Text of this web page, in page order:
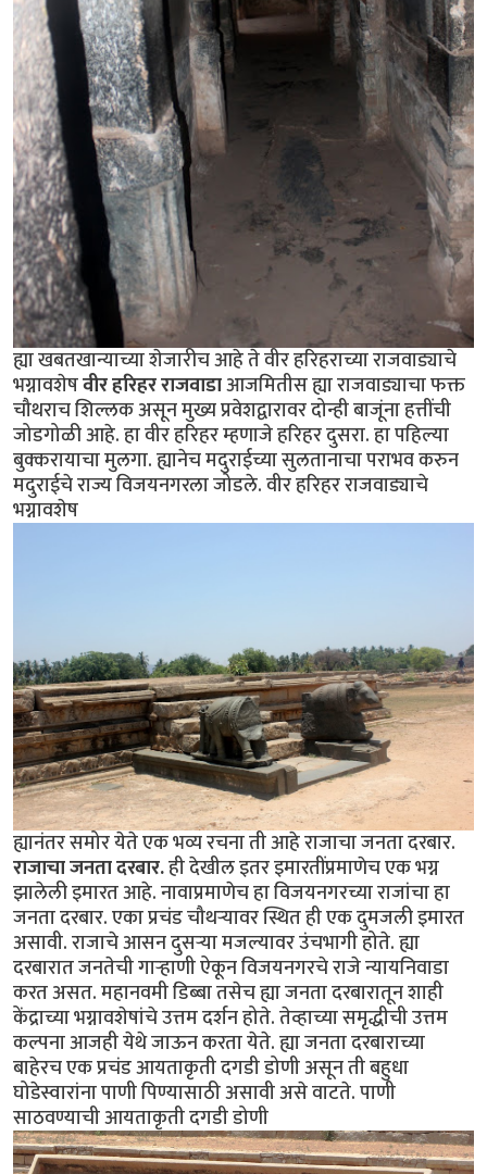
ह्या खबतखान्याच्या शेजारीच आहे ते वीर हरिहराच्या राजवाड्याचे
भग्नावशेषवीर हरिहर राजवाडाआजमितीस ह्या राजवाड्याचा फक्त
चौथराच शिल्लक असून मुख्य प्रवेशद्वारावर दोन्ही बाजूंना हत्तींची
जोडगोळी आहे. हा वीर हरिहर म्हणाजे हरिहर दुसरा. हा पहिल्या
बुक्करायाचा मुलगा. ह्यानेच मदुराईच्या सुलतानाचा पराभव करुन
मदुराईचे राज्य विजयनगरला जोडले. वीर हरिहर राजवाड्याचे
भग्नावशेष
ह्यानंतर समोर येते एक भव्य रचना ती आहे राजाचा जनता दरबार.
राजाचा जनता दरबार.ही देखील इतर इमारतींप्रमाणेच एक भग्न
झालेली इमारत आहे. नावाप्रमाणेच हा विजयनगरच्या राजांचा हा
जनता दरबार. एका प्रचंड चौथर्‍यावर स्थित ही एक दुमजली इमारत
असावी. राजाचे आसन दुसर्‍या मजल्यावर उंचभागी होते. ह्या
दरबारात जनतेची गार्‍हाणी ऐकून विजयनगरचे राजे न्यायनिवाडा
करत असत. महानवमी डिब्बा तसेच ह्या जनता दरबारातून शाही
केंद्राच्या भग्नावशेषांचे उत्तम दर्शन होते. तेव्हाच्या समृद्धीची उत्तम
कल्पना आजही येथे जाऊन करता येते. ह्या जनता दरबाराच्या
बाहेरच एक प्रचंड आयताकृती दगडी डोणी असून ती बहुधा
घोडेस्वारांना पाणी पिण्यासाठी असावी असे वाटते. पाणी
साठवण्याची आयताकृती दगडी डोणी